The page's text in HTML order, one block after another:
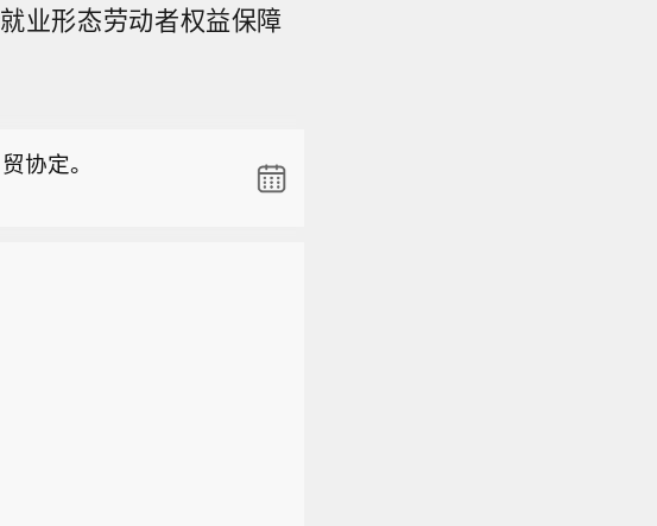
业形态劳动者权益保障
讯社8日在社交媒体
视频。（新华社）
千米。
协定。